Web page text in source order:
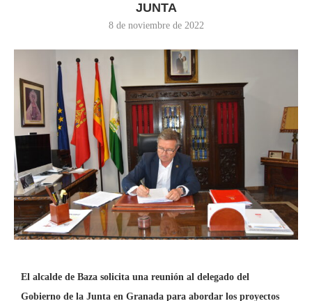
JUNTA
8 de noviembre de 2022
El alcalde de Baza solicita una reunión al delegado del
Gobierno de la Junta en Granada para abordar los proyectos